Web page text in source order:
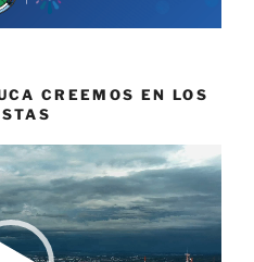
CREEMOS EN LOS